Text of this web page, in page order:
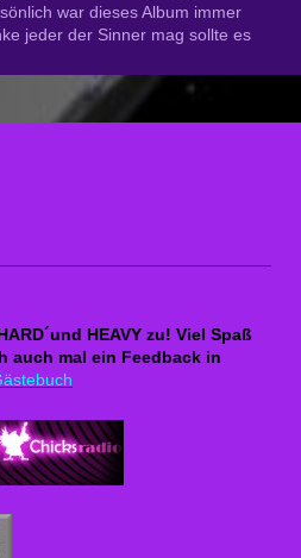
war dieses Album immer
jeder der Sinner mag sollte es
HEAVY zu! Viel Spaß
auch mal ein Feedback in